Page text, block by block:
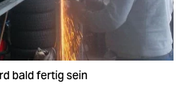
bald fertig sein